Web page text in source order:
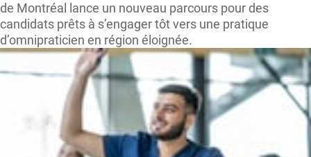
de Montréal lance un nouveau parcours pour des
candidats prêts à s’engager tôt vers une pratique
d’omnipraticien en région éloignée.